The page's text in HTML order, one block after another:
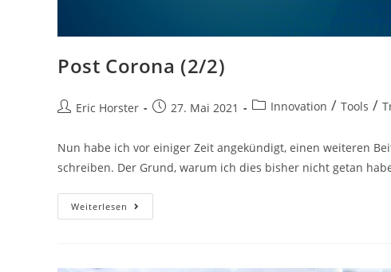
Post Corona (2/2)
Beitrags-
Eric Horster
Beitrag27. Mai 2021
Beitrags-
Innovation / Tools /
Nun habe ich vor einiger Zeit angekündigt, einen weiteren
schreiben. Der Grund, warum ich dies bisher nicht getan
Weiterlesen Post
Corona